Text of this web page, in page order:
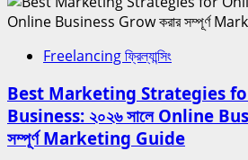
Freelancing ফ্রিল্যান্সিং
Best Marketing Strategies
Business: ২০২৬ সালে Online
সম্পূর্ণ Marketing Guide